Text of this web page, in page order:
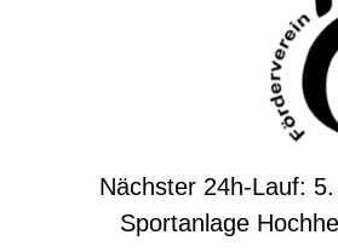
Nächster 24h-Lauf:
Sportanlage